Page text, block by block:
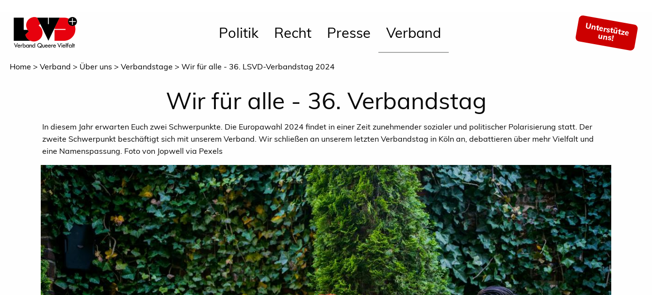
Politik Recht Presse Verband Unterstütze
uns!
Home Verband Über uns Verbandstage Wir für alle - 36. LSVD-Verbandstag 2024
Wir für alle - 36. Verbandstag
In diesem Jahr erwarten Euch zwei Schwerpunkte. Die Europawahl 2024 findet in einer Zeit zunehmender sozialer und politischer Polarisierung statt. Der
zweite Schwerpunkt beschäftigt sich mit unserem Verband. Wir schließen an unserem letzten Verbandstag in Köln an, debattieren über mehr Vielfalt und
eine Namenspassung. Foto von Jopwell via Pexels